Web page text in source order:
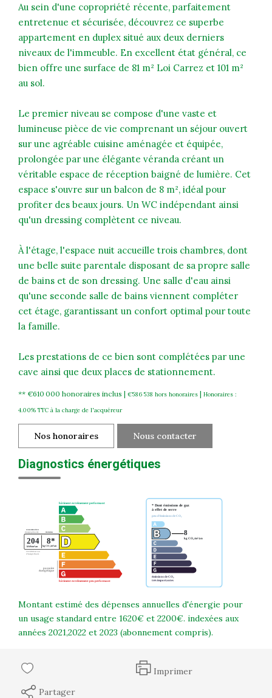
Au sein d'une copropriété récente, parfaitement
entretenue et sécurisée, découvrez ce superbe
appartement en duplex situé aux deux derniers
niveaux de l'immeuble. En excellent état général, ce
bien offre une surface de 81 m² Loi Carrez et 101 m²
au sol.
Le premier niveau se compose d'une vaste et
lumineuse pièce de vie comprenant un séjour ouvert
sur une agréable cuisine aménagée et équipée,
prolongée par une élégante véranda créant un
véritable espace de réception baigné de lumière. Cet
espace s'ouvre sur un balcon de 8 m², idéal pour
profiter des beaux jours. Un WC indépendant ainsi
qu'un dressing complètent ce niveau.
À l'étage, l'espace nuit accueille trois chambres, dont
une belle suite parentale disposant de sa propre salle
de bains et de son dressing. Une salle d'eau ainsi
qu'une seconde salle de bains viennent compléter
cet étage, garantissant un confort optimal pour toute
la famille.
Les prestations de ce bien sont complétées par une
cave ainsi que deux places de stationnement.
** €610 000 honoraires inclus | €586 538 hors honoraires | Honoraires :
4.00% TTC à la charge de l'acquéreur
Nos honoraires Nous contacter
Diagnostics énergétiques
Montant estimé des dépenses annuelles d'énergie pour
un usage standard entre 1620€ et 2200€. indexées aux
années 2021,2022 et 2023 (abonnement compris).
Imprimer
Partager